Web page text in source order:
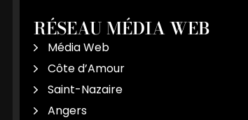
RÉSEAU MÉDIA WEB
Média Web
Côte d’Amour
Saint-Nazaire
Angers